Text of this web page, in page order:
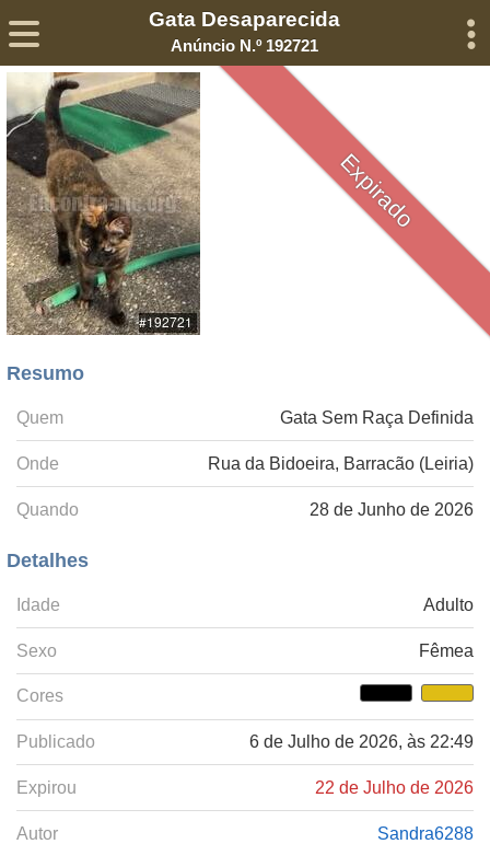
Expirado
Gata Desaparecida
Anúncio N.º 192721
Resumo
Quem Gata Sem Raça Definida
Onde Rua da Bidoeira, Barracão (Leiria)
Quando 28 de Junho de 2026
Detalhes
Idade Adulto
Sexo Fêmea
Cores
Publicado 6 de Julho de 2026, às 22:49
Expirou 22 de Julho de 2026
Autor Sandra6288
Sobre Declaração de Privacidade Termos de Serviço
©2005-2026 Encontra-me® – Todos os Direitos Reservados